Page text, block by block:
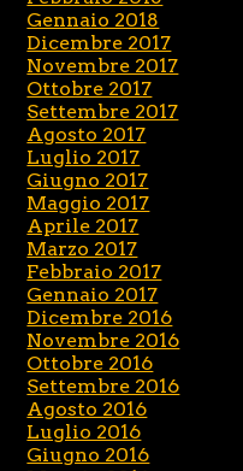
Gennaio 2018
Dicembre 2017
Novembre 2017
Ottobre 2017
Settembre 2017
Agosto 2017
Luglio 2017
Giugno 2017
Maggio 2017
Aprile 2017
Marzo 2017
Febbraio 2017
Gennaio 2017
Dicembre 2016
Novembre 2016
Ottobre 2016
Settembre 2016
Agosto 2016
Luglio 2016
Giugno 2016